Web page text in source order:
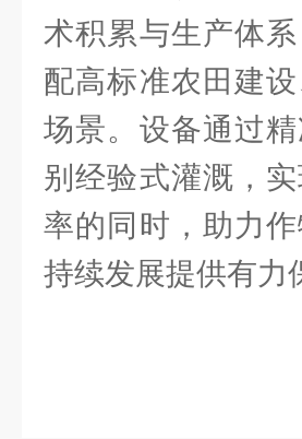
术积累与生产体
配高标准农田建
场景。设备通过
别经验式灌溉，
率的同时，助力
持续发展提供有力